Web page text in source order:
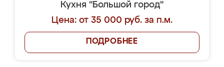
Кухня "Большой город"
Цена: от 35 000 руб. за п.м.
ПОДРОБНЕЕ